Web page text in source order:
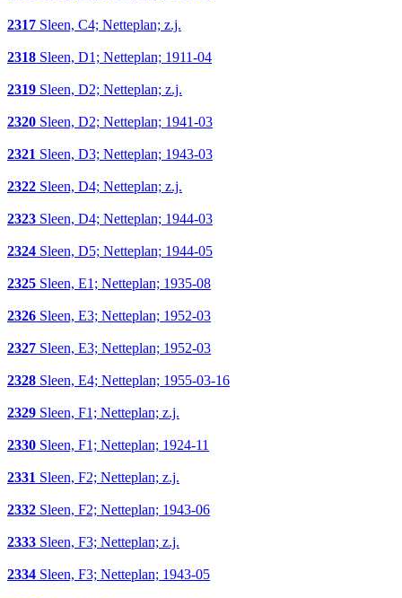
2317 Sleen, C4; Netteplan; z.j.
2318 Sleen, D1; Netteplan; 1911-04
2319 Sleen, D2; Netteplan; z.j.
2320 Sleen, D2; Netteplan; 1941-03
2321 Sleen, D3; Netteplan; 1943-03
2322 Sleen, D4; Netteplan; z.j.
2323 Sleen, D4; Netteplan; 1944-03
2324 Sleen, D5; Netteplan; 1944-05
2325 Sleen, E1; Netteplan; 1935-08
2326 Sleen, E3; Netteplan; 1952-03
2327 Sleen, E3; Netteplan; 1952-03
2328 Sleen, E4; Netteplan; 1955-03-16
2329 Sleen, F1; Netteplan; z.j.
2330 Sleen, F1; Netteplan; 1924-11
2331 Sleen, F2; Netteplan; z.j.
2332 Sleen, F2; Netteplan; 1943-06
2333 Sleen, F3; Netteplan; z.j.
2334 Sleen, F3; Netteplan; 1943-05